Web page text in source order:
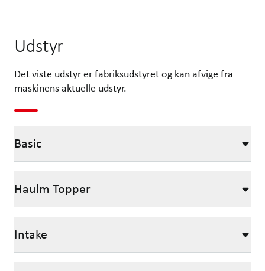
Udstyr
Det viste udstyr er fabriksudstyret og kan afvige fra
maskinens aktuelle udstyr.
Basic
Haulm Topper
Intake